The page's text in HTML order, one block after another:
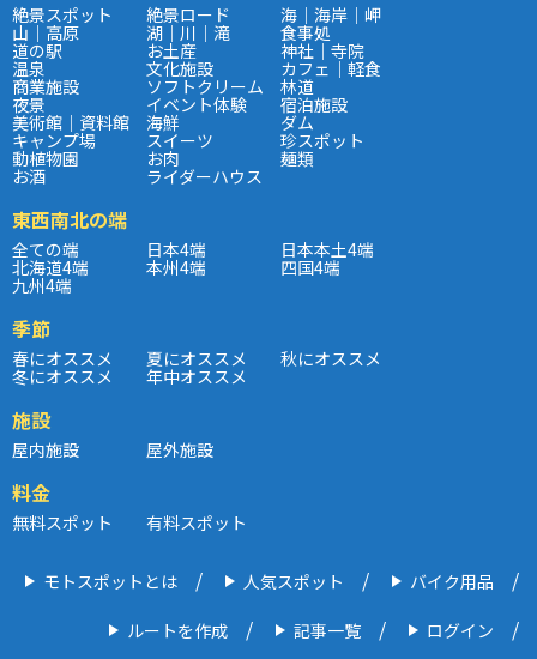
絶景スポット 絶景ロード 海｜海岸｜岬
山｜高原 湖｜川｜滝 食事処
道の駅 お土産 神社｜寺院
温泉 文化施設 カフェ｜軽食
商業施設 ソフトクリーム 林道
夜景 イベント体験 宿泊施設
美術館｜資料館 海鮮 ダム
キャンプ場 スイーツ 珍スポット
動植物園 お肉 麺類
お酒 ライダーハウス
東西南北の端
全ての端 日本4端 日本本土4端
北海道4端 本州4端 四国4端
九州4端
季節
春にオススメ 夏にオススメ 秋にオススメ
冬にオススメ 年中オススメ
施設
屋内施設 屋外施設
料金
無料スポット 有料スポット
モトスポットとは 人気スポット バイク用品
ルートを作成 記事一覧 ログイン